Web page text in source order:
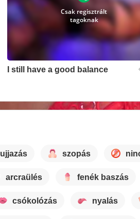
Csak regisztrált
tagoknak
I still have a good balance
ujjazás szopás
arcraülés fenék baszás
csókolózás nyalás